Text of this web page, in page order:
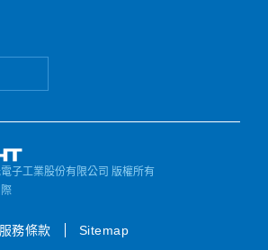
子工業股份有限公司 版權所有
務條款 Sitemap